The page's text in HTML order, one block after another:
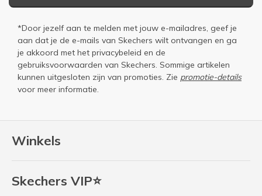
Winkels
Skechers VIP⭐
*Door jezelf aan te melden met jouw e-mailadres, geef je
aan dat je de e-mails van Skechers wilt ontvangen en ga
je akkoord met het privacybeleid en de
gebruiksvoorwaarden van Skechers. Sommige artikelen
kunnen uitgesloten zijn van promoties. Zie promotie-details
voor meer informatie.